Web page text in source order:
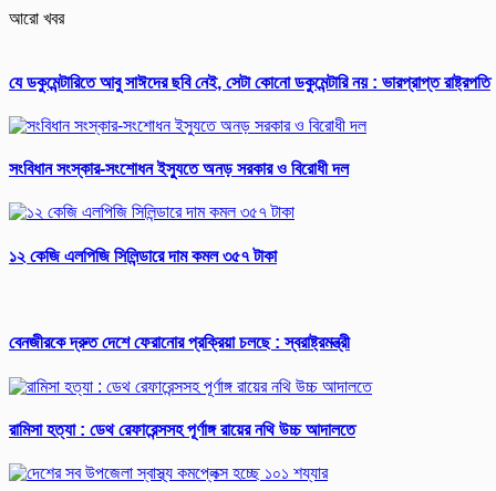
আরো খবর
যে ডকুমেন্টারিতে আবু সাঈদের ছবি নেই, সেটা কোনো ডকুমেন্টারি নয় : ভারপ্রাপ্ত রাষ্ট্রপতি
সংবিধান সংস্কার-সংশোধন ইস্যুতে অনড় সরকার ও বিরোধী দল
১২ কেজি এলপিজি সিলিন্ডারে দাম কমল ৩৫৭ টাকা
বেনজীরকে দ্রুত দেশে ফেরানোর প্রক্রিয়া চলছে : স্বরাষ্ট্রমন্ত্রী
রামিসা হত্যা : ডেথ রেফারেন্সসহ পূর্ণাঙ্গ রায়ের নথি উচ্চ আদালতে